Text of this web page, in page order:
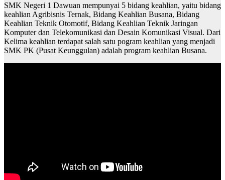
SMK Negeri 1 Dawuan mempunyai 5 bidang keahlian, yaitu bidang
keahlian Agribisnis Ternak, Bidang Keahlian Busana, Bidang
Keahlian Teknik Otomotif, Bidang Keahlian Teknik Jaringan
Komputer dan Telekomunikasi dan Desain Komunikasi Visual. Dari
Kelima keahlian terdapat salah satu pogram keahlian yang menjadi
SMK PK (Pusat Keunggulan) adalah program keahlian Busana.